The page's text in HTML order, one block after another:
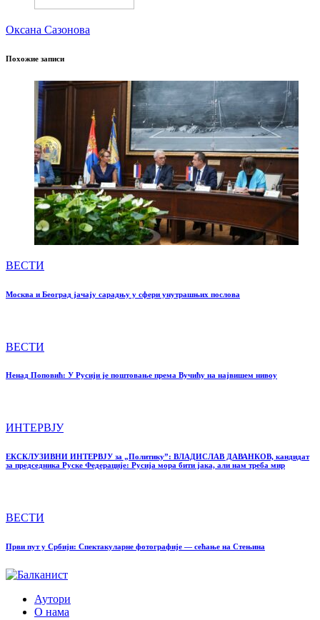
Оксана Сазонова
Похожие записи
ВЕСТИ
Москва и Београд јачају сарадњу у сфери унутрашњих послова
ВЕСТИ
Ненад Поповић: У Русији је поштовање према Вучићу на највишем нивоу
ИНТЕРВЈУ
ЕКСКЛУЗИВНИ ИНТЕРВЈУ за „Политику”: ВЛАДИСЛАВ ДАВАНКОВ, кандидат
за председника Руске Федерације: Русија мора бити јака, али нам треба мир
ВЕСТИ
Први пут у Србији: Спектакуларне фотографије — сећање на Стењина
Аутори
О нама